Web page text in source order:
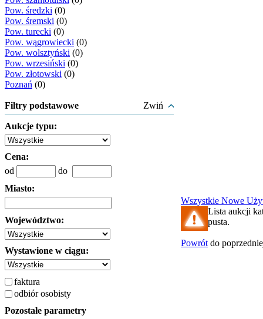
Pow. średzki (0)
Pow. śremski (0)
Pow. turecki (0)
Pow. wągrowiecki (0)
Pow. wolsztyński (0)
Pow. wrzesiński (0)
Pow. złotowski (0)
Poznań (0)
Filtry podstawowe Zwiń
Aukcje typu:
Cena:
od
do
Miasto:
Województwo:
Wystawione w ciągu:
faktura
odbiór osobisty
Pozostałe parametry
Wszystkie Nowe
Lista aukcji
pusta.
Powrót do